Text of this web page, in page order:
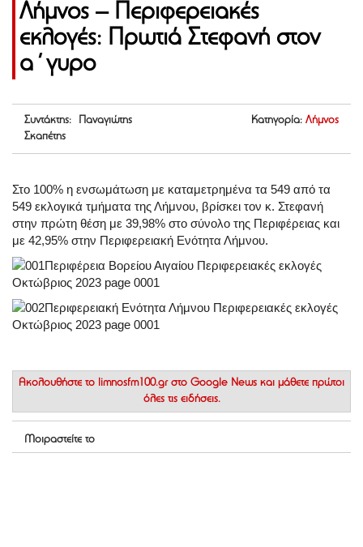
Λήμνος – Περιφερειακές
εκλογές: Πρωτιά Στεφανή στον
α΄γυρο
Συντάκτης: Παναγιώτης
Σκαπέτης
Κατηγορία: Λήμνος
Στο 100% η ενσωμάτωση με καταμετρημένα τα 549 από τα
549 εκλογικά τμήματα της Λήμνου, βρίσκει τον κ. Στεφανή
στην πρώτη θέση με 39,98% στο σύνολο της Περιφέρειας και
με 42,95% στην Περιφερειακή Ενότητα Λήμνου.
Ακολουθήστε το limnosfm100.gr στο Google News και μάθετε πρώτοι
όλες τις ειδήσεις.
Μοιραστείτε το